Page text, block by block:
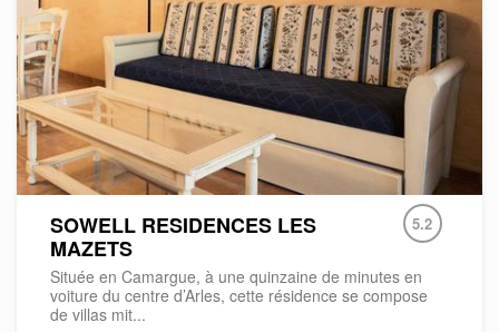
SOWELL RESIDENCES LES
MAZETS
5.2
Située en Camargue, à une quinzaine de minutes en
voiture du centre d’Arles, cette résidence se compose
de villas mit...